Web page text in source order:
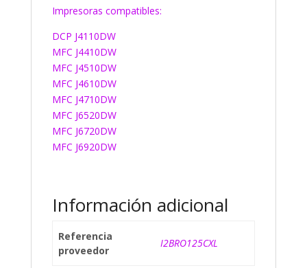
Impresoras compatibles:
DCP J4110DW
MFC J4410DW
MFC J4510DW
MFC J4610DW
MFC J4710DW
MFC J6520DW
MFC J6720DW
MFC J6920DW
Información adicional
Referencia
proveedor
I2BRO125CXL